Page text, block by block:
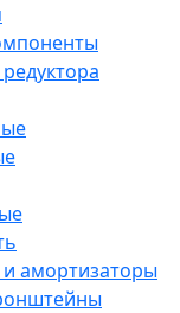
амортизаторы